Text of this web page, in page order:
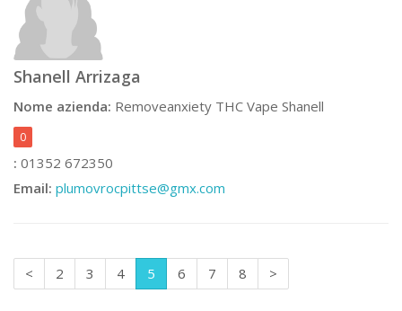
Shanell Arrizaga
Nome azienda: Removeanxiety THC Vape Shanell
0
: 01352 672350
Email: plumovrocpittse@gmx.com
< 2 3 4 5 6 7 8 >